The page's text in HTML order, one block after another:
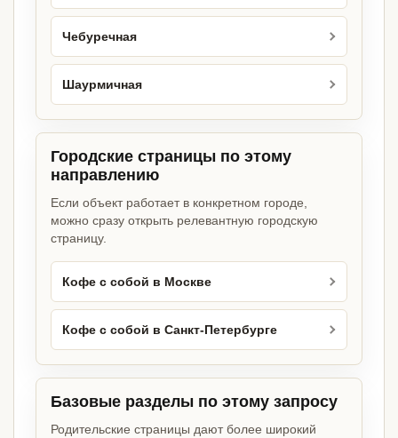
Чебуречная
Шаурмичная
Городские страницы по этому
направлению
Если объект работает в конкретном городе,
можно сразу открыть релевантную городскую
страницу.
Кофе с собой в Москве
Кофе с собой в Санкт-Петербурге
Базовые разделы по этому запросу
Родительские страницы дают более широкий